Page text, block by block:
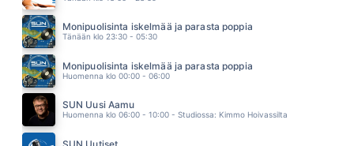
EPPU NORMAALI
10.04
KATRI YLANDER
09.52
Monipuolisinta iskelmää ja parasta poppia
Tänään klo 23:30 - 05:30
Monipuolisinta iskelmää ja parasta poppia
Huomenna klo 00:00 - 06:00
SUN Uusi Aamu
Huomenna klo 06:00 - 10:00 - Studiossa: Kimmo Hoivassilta